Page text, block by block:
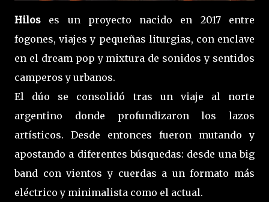
Hilos es un proyecto nacido en 2017 entre
fogones, viajes y pequeñas liturgias, con enclave
en el dream pop y mixtura de sonidos y sentidos
camperos y urbanos.
El dúo se consolidó tras un viaje al norte
argentino donde profundizaron los lazos
artísticos. Desde entonces fueron mutando y
apostando a diferentes búsquedas: desde una big
band con vientos y cuerdas a un formato más
eléctrico y minimalista como el actual.